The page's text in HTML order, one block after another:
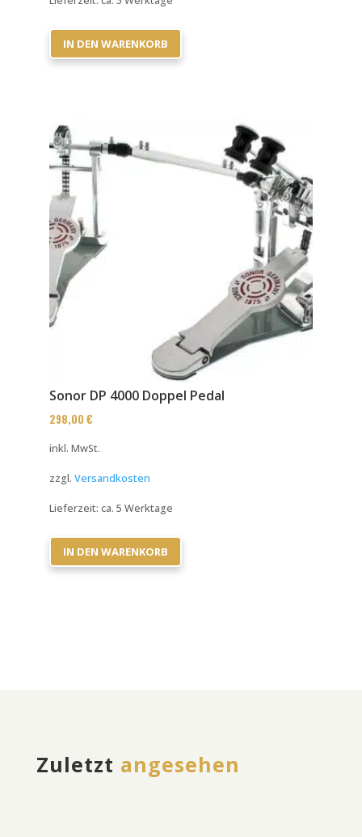
IN DEN WARENKORB
Sonor DP 4000 Doppel Pedal
298,00 €
inkl. MwSt.
zzgl. Versandkosten
Lieferzeit: ca. 5 Werktage
IN DEN WARENKORB
Zuletzt angesehen